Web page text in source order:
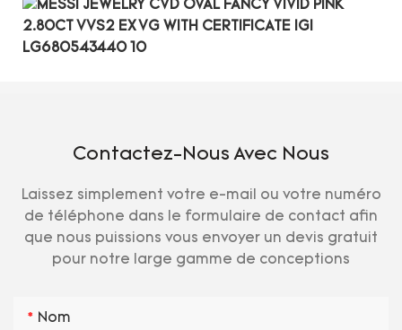
Contactez-Nous Avec Nous
Laissez simplement votre e-mail ou votre numéro
de téléphone dans le formulaire de contact afin
que nous puissions vous envoyer un devis gratuit
pour notre large gamme de conceptions
Nom